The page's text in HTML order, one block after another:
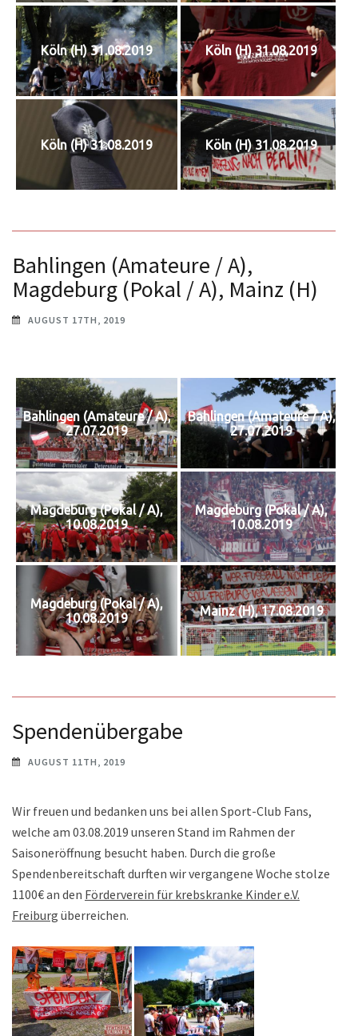
Köln (H) 31.08.2019 Köln (H) 31.08.2019
Köln (H) 31.08.2019 Köln (H) 31.08.2019
Bahlingen (Amateure / A),
Magdeburg (Pokal / A), Mainz (H)
AUGUST 17TH, 2019
Bahlingen (Amateure / A),
27.07.2019
Bahlingen (Amateure / A),
27.07.2019
Magdeburg (Pokal / A),
10.08.2019
Magdeburg (Pokal / A),
10.08.2019
Magdeburg (Pokal / A),
10.08.2019
Mainz (H), 17.08.2019
Spendenübergabe
AUGUST 11TH, 2019
Wir freuen und bedanken uns bei allen Sport-Club Fans,
welche am 03.08.2019 unseren Stand im Rahmen der
Saisoneröffnung besucht haben. Durch die große
Spendenbereitschaft durften wir vergangene Woche stolze
1100€ an den Förderverein für krebskranke Kinder e.V.
Freiburg überreichen.